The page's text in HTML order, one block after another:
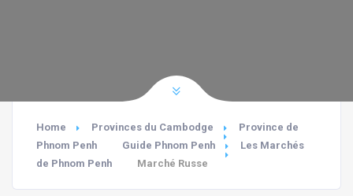
Home Provinces du Cambodge
Province de
Phnom Penh
Guide Phnom Penh
Les Marchés
de Phnom Penh
Marché Russe